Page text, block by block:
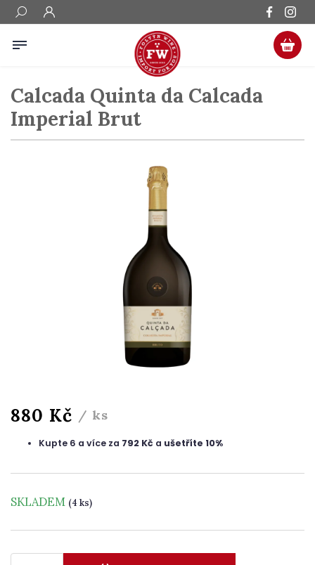
Calcada Quinta da Calcada
Imperial Brut
880 Kč / ks
Kupte 6 a více za 792 Kč a ušetříte 10%
SKLADEM (4 ks)